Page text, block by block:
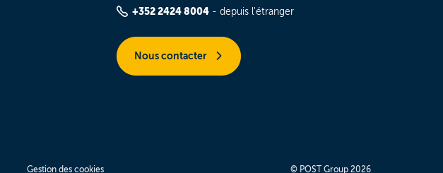
+352 2424 8004 - depuis l'étranger
Nous contacter
Gestion des cookies © POST Group 2026